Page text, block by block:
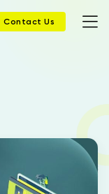
Contact Us